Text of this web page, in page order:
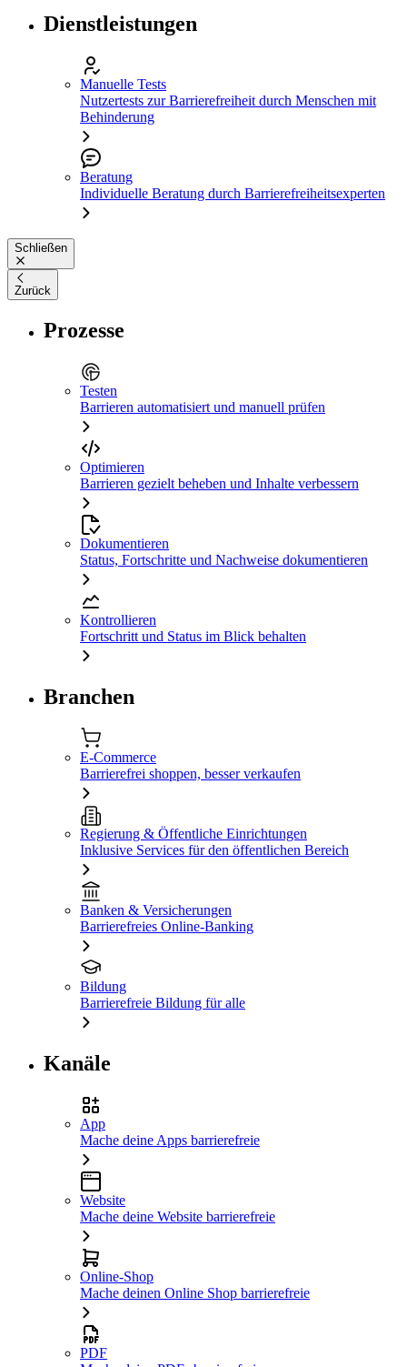
Dienstleistungen
Manuelle Tests
Nutzertests zur Barrierefreiheit durch Menschen mit
Behinderung
Beratung
Individuelle Beratung durch Barrierefreiheitsexperten
Schließen
Zurück
Prozesse
Testen
Barrieren automatisiert und manuell prüfen
Optimieren
Barrieren gezielt beheben und Inhalte verbessern
Dokumentieren
Status, Fortschritte und Nachweise dokumentieren
Kontrollieren
Fortschritt und Status im Blick behalten
Branchen
E-Commerce
Barrierefrei shoppen, besser verkaufen
Regierung & Öffentliche Einrichtungen
Inklusive Services für den öffentlichen Bereich
Banken & Versicherungen
Barrierefreies Online-Banking
Bildung
Barrierefreie Bildung für alle
Kanäle
App
Mache deine Apps barrierefreie
Website
Mache deine Website barrierefreie
Online-Shop
Mache deinen Online Shop barrierefreie
PDF